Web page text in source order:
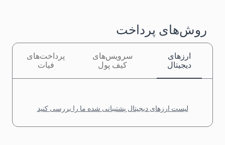
روش‌های پرداخت
ارزهای
دیجیتال
سرویس‌های
کیف پول
پرداخت‌های
فیات
لیست ارزهای دیجیتال پشتیبانی شده ما را بررسی کنید